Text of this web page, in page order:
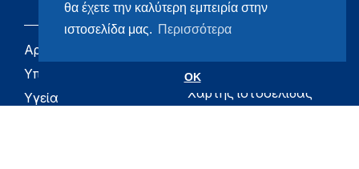
θα έχετε την καλύτερη εμπειρία στην
ιστοσελίδα μας. Περισσότερα
OK
Αρχική
Υπουργείο
Υγεία
Υγεία
Χάρτης ιστοσελίδας